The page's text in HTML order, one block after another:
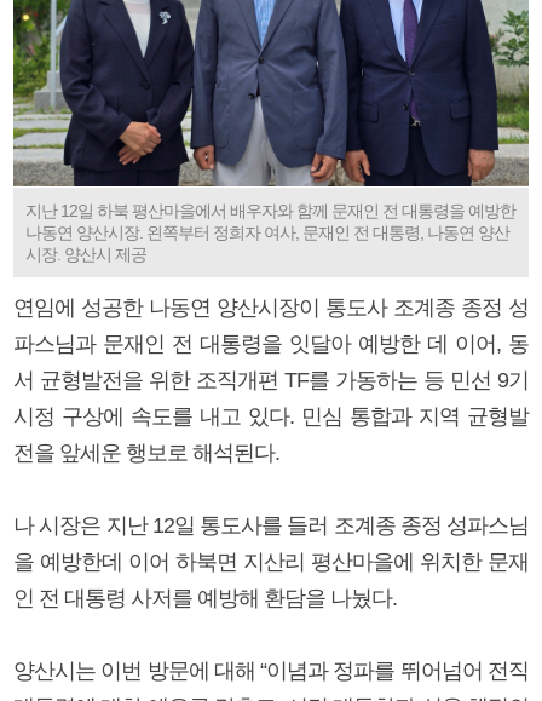
지난 12일 하북 평산마을에서 배우자와 함께 문재인 전 대통령을 예방한
나동연 양산시장. 왼쪽부터 정희자 여사, 문재인 전 대통령, 나동연 양산
시장. 양산시 제공
연임에 성공한 나동연 양산시장이 통도사 조계종 종정 성
파스님과 문재인 전 대통령을 잇달아 예방한 데 이어, 동
서 균형발전을 위한 조직개편 TF를 가동하는 등 민선 9기
시정 구상에 속도를 내고 있다. 민심 통합과 지역 균형발
전을 앞세운 행보로 해석된다.
나 시장은 지난 12일 통도사를 들러 조계종 종정 성파스님
을 예방한데 이어 하북면 지산리 평산마을에 위치한 문재
인 전 대통령 사저를 예방해 환담을 나눴다.
양산시는 이번 방문에 대해 “이념과 정파를 뛰어넘어 전직